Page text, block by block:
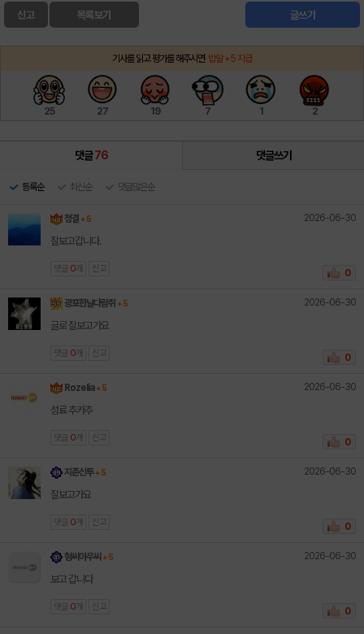
신고 글쓰기
목록보기
기사를 읽고 평가를 해주시면 밥알 +5 지급
25 27 19 7 1 2
댓글76 댓글쓰기
등록순 최신순 댓글많은순
청결 + 5 2026-06-30
잘보고갑니다.
댓글 0 개 신고 0
광포한날다람쥐 + 5 2026-06-30
글로 잘보고가요
댓글 0 개 신고 0
Rozelia + 5 2026-06-30
성료 추카추
댓글 0 개 신고 0
지존신투 + 5 2026-06-30
잘보고가요
댓글 0 개 신고 0
형씨아우씨 + 5 2026-06-30
보고 갑니다
댓글 0 개 신고 0